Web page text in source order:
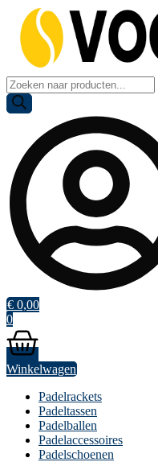
Producten
zoeken
€ 0,00
0
Winkelwagen
Padelrackets
Padeltassen
Padelballen
Padelaccessoires
Padelschoenen